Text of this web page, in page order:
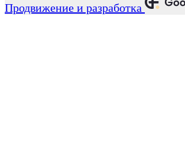
Продвижение и разработка